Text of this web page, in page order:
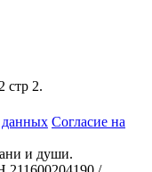
стр 2.
данных Согласие на
и души.